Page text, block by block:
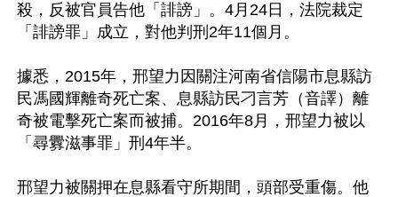
殺，反被官員告他「誹謗」。4月24日，法院裁定
「誹謗罪」成立，對他判刑2年11個月。
據悉，2015年，邢望力因關注河南省信陽市息縣訪
民馮國輝離奇死亡案、息縣訪民刁言芳（音譯）離
奇被電擊死亡案而被捕。2016年8月，邢望力被以
「尋釁滋事罪」刑4年半。
邢望力被關押在息縣看守所期間，頭部受重傷。他